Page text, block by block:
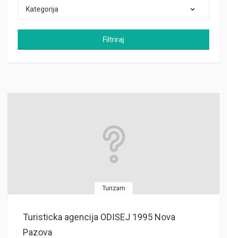
Kategorija
Filtriraj
Turizam
Turisticka agencija ODISEJ 1995 Nova
Pazova